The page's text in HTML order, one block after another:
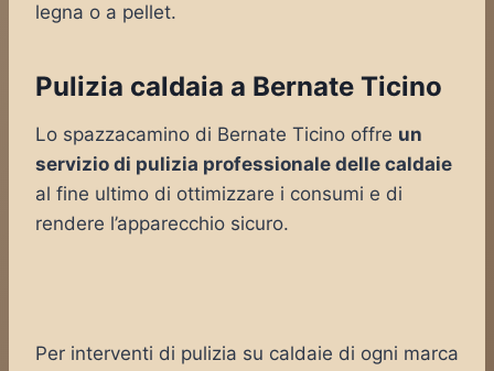
legna o a pellet.
Pulizia caldaia a Bernate Ticino
Lo spazzacamino di Bernate Ticino offre un
servizio di pulizia professionale delle caldaie
al fine ultimo di ottimizzare i consumi e di
rendere l’apparecchio sicuro.
Per interventi di pulizia su caldaie di ogni marca